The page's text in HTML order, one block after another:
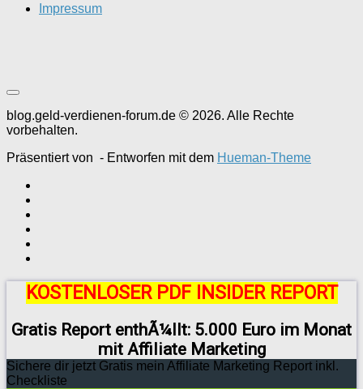
Impressum
blog.geld-verdienen-forum.de © 2026. Alle Rechte
vorbehalten.
Präsentiert von - Entworfen mit dem Hueman-Theme
KOSTENLOSER PDF INSIDER REPORT
Gratis Report enthÃ¼llt: 5.000 Euro im Monat
mit Affiliate Marketing
Sichere dir jetzt Gratis mein Affiliate Marketing Report inkl.
Checkliste